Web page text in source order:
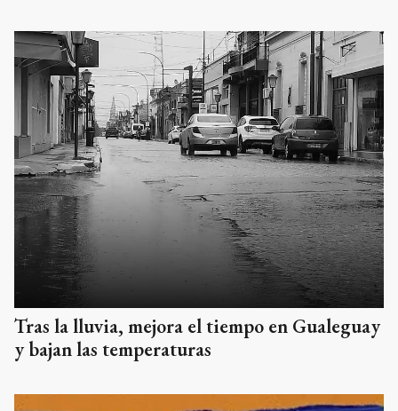
Tras la lluvia, mejora el tiempo en Gualeguay
y bajan las temperaturas